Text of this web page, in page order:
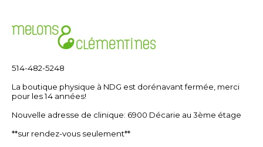
514-482-5248
La boutique physique à NDG est dorénavant fermée, merci
pour les 14 années!
Nouvelle adresse de clinique: 6900 Décarie au 3ème étage
**sur rendez-vous seulement**